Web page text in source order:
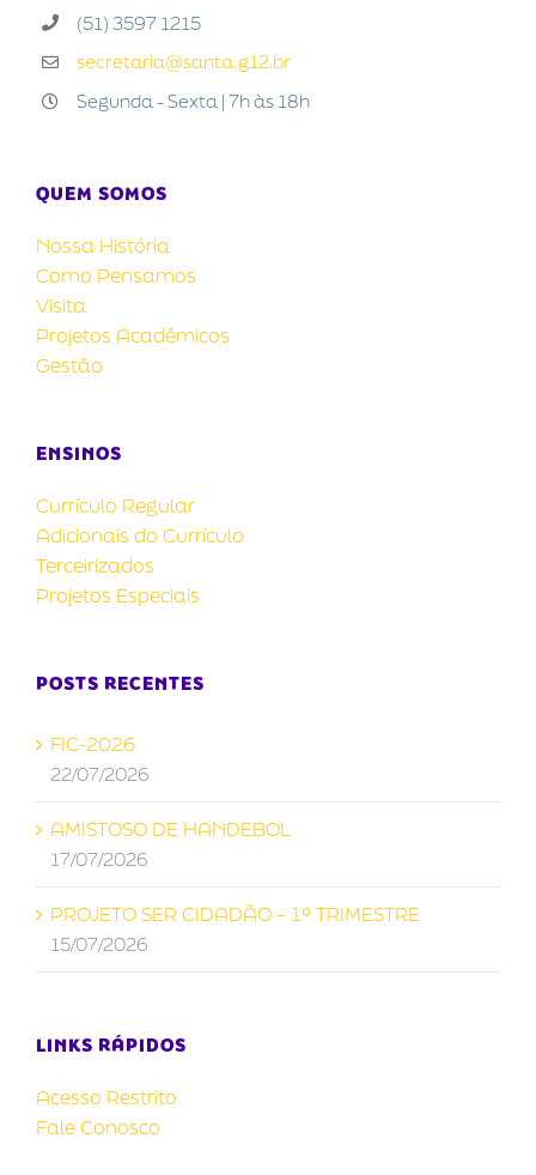
(51) 3597 1215
secretaria@santa.g12.br
Segunda - Sexta | 7h às 18h
QUEM SOMOS
Nossa História
Como Pensamos
Visita
Projetos Acadêmicos
Gestão
ENSINOS
Currículo Regular
Adicionais do Currículo
Terceirizados
Projetos Especiais
POSTS RECENTES
FIC-2026
22/07/2026
AMISTOSO DE HANDEBOL
17/07/2026
PROJETO SER CIDADÃO – 1º TRIMESTRE
15/07/2026
LINKS RÁPIDOS
Acesso Restrito
Fale Conosco